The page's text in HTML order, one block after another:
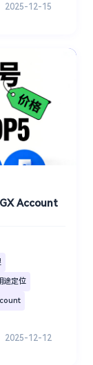
2025-12-15
Account
途定位
2025-12-12